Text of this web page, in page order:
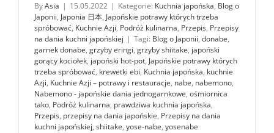
ByAsia | 15.05.2022 | Kategorie: Kuchnia japońska, Blog o
Japonii, Japonia 日本, Japońskie potrawy których trzeba
spróbować, Kuchnie Azji, Podróż kulinarna, Przepis, Przepisy
na dania kuchni japońskiej | Tagi: Blog o Japonii, donabe,
garnek donabe, grzyby eringi, grzyby shiitake, japoński
gorący kociołek, japoński hot-pot, Japońskie potrawy których
trzeba spróbować, krewetki ebi, Kuchnia japońska, kuchnie
Azji, Kuchnie Azji – potrawy i restauracje, nabe, nabemono,
Nabemono - japońskie dania jednogarnkowe, ośmiornica
tako, Podróż kulinarna, prawdziwa kuchnia japońska,
Przepis, przepisy na dania japońskie, Przepisy na dania
kuchni japońskiej, shiitake, yose-nabe, yosenabe